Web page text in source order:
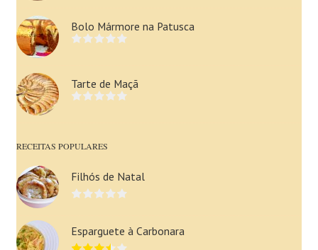
Bolo Mármore na Patusca
Tarte de Maçã
RECEITAS POPULARES
Filhós de Natal
Esparguete à Carbonara